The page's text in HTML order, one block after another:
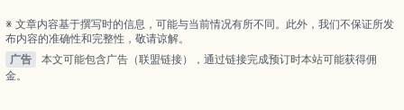
※ 文章内容基于撰写时的信息，可能与当前情况有所不同。此外，我们不保证所发
布内容的准确性和完整性，敬请谅解。
广告
本文可能包含广告（联盟链接），通过链接完成预订时本站可能获得佣
金。